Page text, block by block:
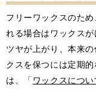
フリーワックスのた
れる場合はワックス
ツヤが上がり、本来
クスを保つには定期
は、「 ワックスについ